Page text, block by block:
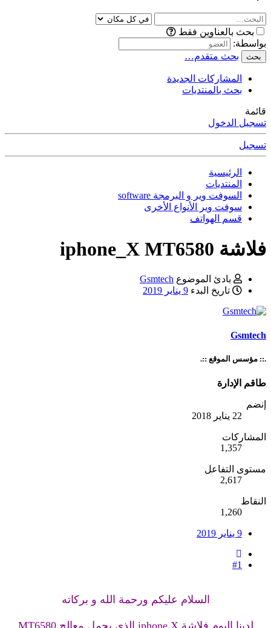
بحث بالعناوين فقط
بواسطة:
بحث بحث متقدم…
المشاركات الجديدة
بحث بالمنتديات
قائمة
تسجيل الدخول
تسجيل
الرئيسية
المنتديات
السوفت وير و البرمجة software
سوفت وير الأنواع الأخرى
قسم الهواتف
فلاشة iphone_X MT6580
بادئ الموضوع Gsmtech
تاريخ البدء 9 يناير 2019
Gsmtech
.:: مؤسس الموقع ::.
طاقم الإدارة
إنضم
22 يناير 2018
المشاركات
1,357
مستوى التفاعل
2,617
النقاط
1,260
9 يناير 2019
#1
السلام عليكم ورحمة الله و بركاته
لدينا اليوم فلاشة iphone X الذي يحمل معالج MT6580